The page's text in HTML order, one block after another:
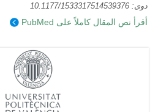
دوى: 10.1177/1533317514539376
أقرأ نص المقال كاملاً على PubMed